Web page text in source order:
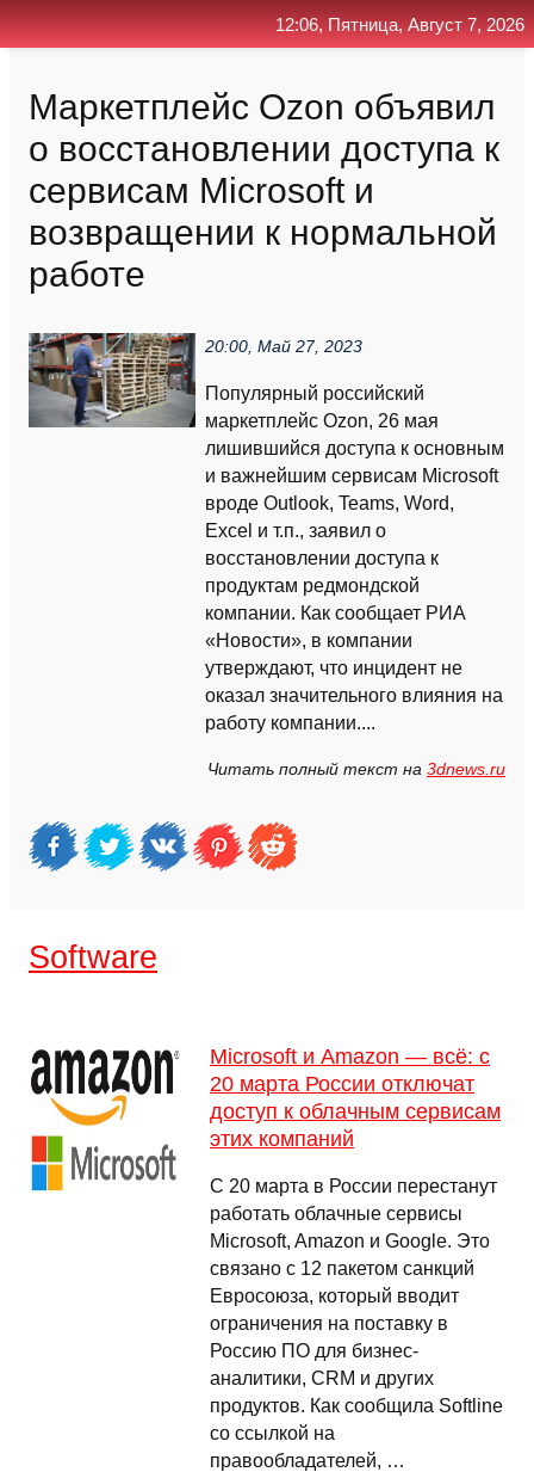
Маркетплейс Ozon объявил
о восстановлении доступа к
сервисам Microsoft и
возвращении к нормальной
работе
20:00, Май 27, 2023
Популярный российский
маркетплейс Ozon, 26 мая
лишившийся доступа к основным
и важнейшим сервисам Microsoft
вроде Outlook, Teams, Word,
Excel и т.п., заявил о
восстановлении доступа к
продуктам редмондской
компании. Как сообщает РИА
«Новости», в компании
утверждают, что инцидент не
оказал значительного влияния на
работу компании....
Читать полный текст на 3dnews.ru
Software
Microsoft и Amazon — всё: с
20 марта России отключат
доступ к облачным сервисам
этих компаний
С 20 марта в России перестанут
работать облачные сервисы
Microsoft, Amazon и Google. Это
связано с 12 пакетом санкций
Евросоюза, который вводит
ограничения на поставку в
Россию ПО для бизнес-
аналитики, CRM и других
продуктов. Как сообщила Softline
со ссылкой на
правообладателей, …
12:06, Пятница, Август 7, 2026